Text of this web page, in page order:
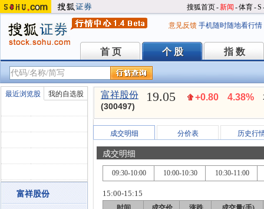
搜狐首页-新闻 -体育-S
意见反馈 手机随时随地看行情
首 页
首 页 个 股
个 股 指 数
指 数
最近浏览股 我的自选股
富祥股份
富祥股份
(300497)
19.05 +0.80 4.38%
成交明细 分价表 历史行
成交明细
09:30-10:00 10:00-10:30 10:30-11:00
15:00-15:15